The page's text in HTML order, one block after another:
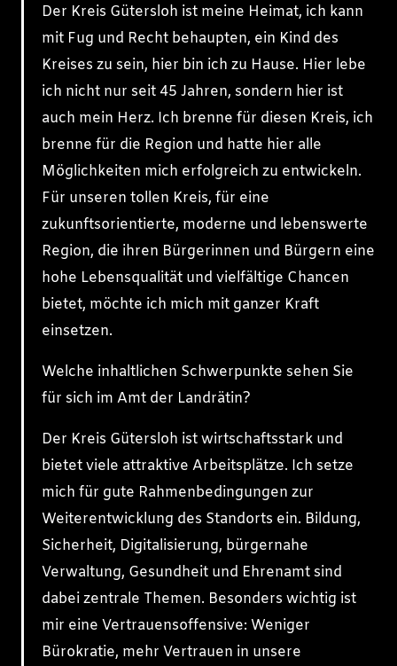
Der Kreis Gütersloh ist meine Heimat, ich kann
mit Fug und Recht behaupten, ein Kind des
Kreises zu sein, hier bin ich zu Hause. Hier lebe
ich nicht nur seit 45 Jahren, sondern hier ist
auch mein Herz. Ich brenne für diesen Kreis, ich
brenne für die Region und hatte hier alle
Möglichkeiten mich erfolgreich zu entwickeln.
Für unseren tollen Kreis, für eine
zukunftsorientierte, moderne und lebenswerte
Region, die ihren Bürgerinnen und Bürgern eine
hohe Lebensqualität und vielfältige Chancen
bietet, möchte ich mich mit ganzer Kraft
einsetzen.
Welche inhaltlichen Schwerpunkte sehen Sie
für sich im Amt der Landrätin?
Der Kreis Gütersloh ist wirtschaftsstark und
bietet viele attraktive Arbeitsplätze. Ich setze
mich für gute Rahmenbedingungen zur
Weiterentwicklung des Standorts ein. Bildung,
Sicherheit, Digitalisierung, bürgernahe
Verwaltung, Gesundheit und Ehrenamt sind
dabei zentrale Themen. Besonders wichtig ist
mir eine Vertrauensoffensive: Weniger
Bürokratie, mehr Vertrauen in unsere